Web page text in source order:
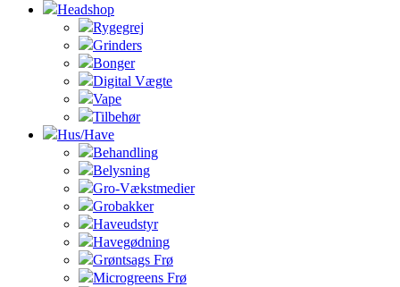
Headshop
Rygegrej
Grinders
Bonger
Digital Vægte
Vape
Tilbehør
Hus/Have
Behandling
Belysning
Gro-Vækstmedier
Grobakker
Haveudstyr
Havegødning
Grøntsags Frø
Microgreens Frø